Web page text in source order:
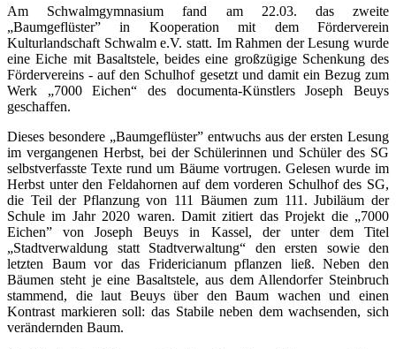
Am Schwalmgymnasium fand am 22.03. das zweite
„Baumgeflüster” in Kooperation mit dem Förderverein
Kulturlandschaft Schwalm e.V. statt. Im Rahmen der Lesung wurde
eine Eiche mit Basaltstele, beides eine großzügige Schenkung des
Fördervereins - auf den Schulhof gesetzt und damit ein Bezug zum
Werk „7000 Eichen“ des documenta-Künstlers Joseph Beuys
geschaffen.
Dieses besondere „Baumgeflüster” entwuchs aus der ersten Lesung
im vergangenen Herbst, bei der Schülerinnen und Schüler des SG
selbstverfasste Texte rund um Bäume vortrugen. Gelesen wurde im
Herbst unter den Feldahornen auf dem vorderen Schulhof des SG,
die Teil der Pflanzung von 111 Bäumen zum 111. Jubiläum der
Schule im Jahr 2020 waren. Damit zitiert das Projekt die „7000
Eichen” von Joseph Beuys in Kassel, der unter dem Titel
„Stadtverwaldung statt Stadtverwaltung“ den ersten sowie den
letzten Baum vor das Fridericianum pflanzen ließ. Neben den
Bäumen steht je eine Basaltstele, aus dem Allendorfer Steinbruch
stammend, die laut Beuys über den Baum wachen und einen
Kontrast markieren soll: das Stabile neben dem wachsenden, sich
verändernden Baum.